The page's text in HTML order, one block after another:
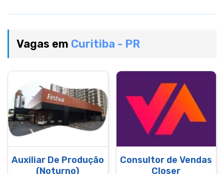
Vagas em Curitiba - PR
Auxiliar De Produção
(Noturno)
Consultor de Vendas
Closer